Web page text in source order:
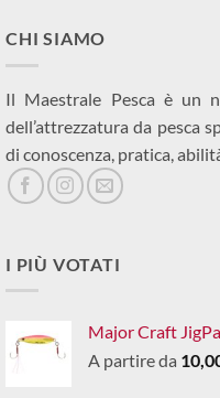
CHI SIAMO
Il Maestrale Pesca è un
dell’attrezzatura da pesca
di conoscenza, pratica,
I PIÙ VOTATI
Major Craft
A partire da